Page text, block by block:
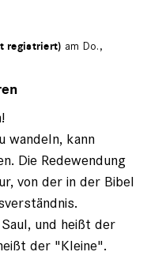
registriert) am Do.,
wandeln, kann
Die Redewendung
von der in der Bibel
und heißt der
der "Kleine".